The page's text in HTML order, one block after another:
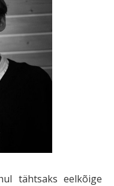
tähtsaks eelkõige